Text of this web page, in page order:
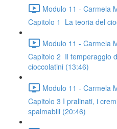
Modulo 11 - Carmela
Capitolo 1 La teoria del
Modulo 11 - Carmela
Capitolo 2 Il temperaggio
cioccolatini (13:46)
Modulo 11 - Carmela
Capitolo 3 I pralinati, i
spalmabili (20:46)